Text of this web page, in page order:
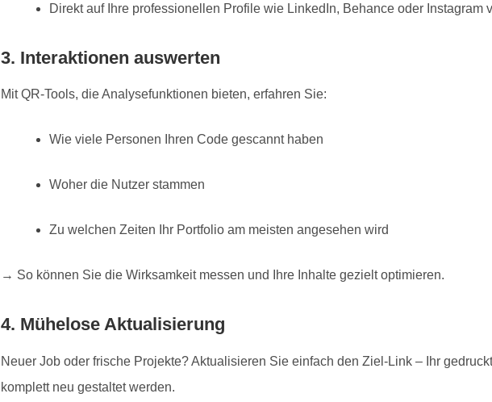
Direkt auf Ihre professionellen Profile wie LinkedIn, Behance oder Instagram
3. Interaktionen auswerten
Mit QR-Tools, die Analysefunktionen bieten, erfahren Sie:
Wie viele Personen Ihren Code gescannt haben
Woher die Nutzer stammen
Zu welchen Zeiten Ihr Portfolio am meisten angesehen wird
→ So können Sie die Wirksamkeit messen und Ihre Inhalte gezielt optimieren.
4. Mühelose Aktualisierung
Neuer Job oder frische Projekte? Aktualisieren Sie einfach den Ziel-Link – Ihr
komplett neu gestaltet werden.